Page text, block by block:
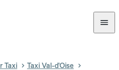
Taxi
Taxi Val-d'Oise